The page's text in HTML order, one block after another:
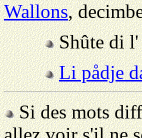
Wallons,
Shûte di l'
Li pådje
Si des mots